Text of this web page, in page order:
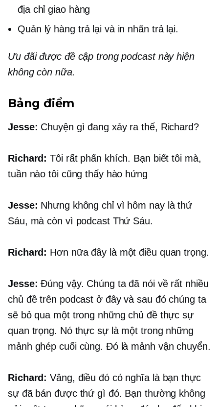
địa chỉ giao hàng
Quản lý hàng trả lại và in nhãn trả lại.
Ưu đãi được đề cập trong podcast này hiện
không còn nữa.
Bảng điểm
Jesse: Chuyện gì đang xảy ra thế, Richard?
Richard: Tôi rất phấn khích. Bạn biết tôi mà,
tuần nào tôi cũng thấy hào hứng
Jesse: Nhưng không chỉ vì hôm nay là thứ
Sáu, mà còn vì podcast Thứ Sáu.
Richard: Hơn nữa đây là một điều quan trọng.
Jesse: Đúng vậy. Chúng ta đã nói về rất nhiều
chủ đề trên podcast ở đây và sau đó chúng ta
sẽ bỏ qua một trong những chủ đề thực sự
quan trọng. Nó thực sự là một trong những
mảnh ghép cuối cùng. Đó là mảnh vận chuyển.
Richard: Vâng, điều đó có nghĩa là bạn thực
sự đã bán được thứ gì đó. Bạn thường không